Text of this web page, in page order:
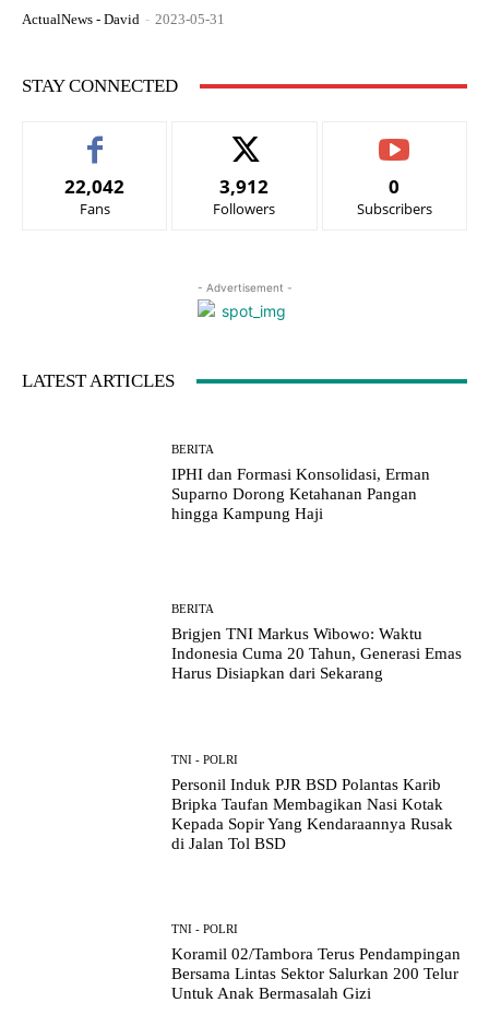
ActualNews - David - 2023-05-31
STAY CONNECTED
22,042
Fans
3,912
Followers
0
Subscribers
- Advertisement -
LATEST ARTICLES
BERITA
IPHI dan Formasi Konsolidasi, Erman
Suparno Dorong Ketahanan Pangan
hingga Kampung Haji
BERITA
Brigjen TNI Markus Wibowo: Waktu
Indonesia Cuma 20 Tahun, Generasi Emas
Harus Disiapkan dari Sekarang
TNI - POLRI
Personil Induk PJR BSD Polantas Karib
Bripka Taufan Membagikan Nasi Kotak
Kepada Sopir Yang Kendaraannya Rusak
di Jalan Tol BSD
TNI - POLRI
Koramil 02/Tambora Terus Pendampingan
Bersama Lintas Sektor Salurkan 200 Telur
Untuk Anak Bermasalah Gizi